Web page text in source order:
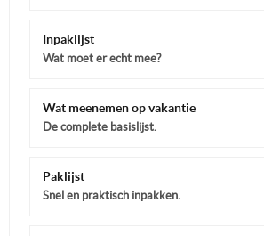
Inpaklijst
Wat moet er echt mee?
Wat meenemen op vakantie
De complete basislijst.
Paklijst
Snel en praktisch inpakken.